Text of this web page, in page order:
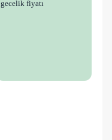
gecelik fiyatı